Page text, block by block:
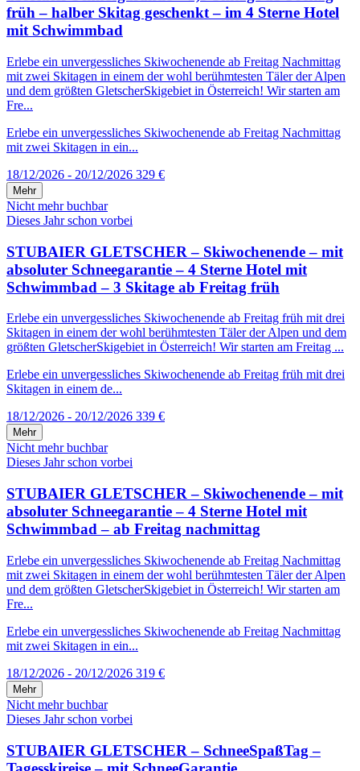
früh – halber Skitag geschenkt – im 4 Sterne Hotel
mit Schwimmbad
Erlebe ein unvergessliches Skiwochenende ab Freitag Nachmittag
mit zwei Skitagen in einem der wohl berühmtesten Täler der Alpen
und dem größten GletscherSkigebiet in Österreich! Wir starten am
Fre...
Erlebe ein unvergessliches Skiwochenende ab Freitag Nachmittag
mit zwei Skitagen in ein...
18/12/2026 - 20/12/2026 329 €
Mehr
Nicht mehr buchbar
Dieses Jahr schon vorbei
STUBAIER GLETSCHER – Skiwochenende – mit
absoluter Schneegarantie – 4 Sterne Hotel mit
Schwimmbad – 3 Skitage ab Freitag früh
Erlebe ein unvergessliches Skiwochenende ab Freitag früh mit drei
Skitagen in einem der wohl berühmtesten Täler der Alpen und dem
größten GletscherSkigebiet in Österreich! Wir starten am Freitag ...
Erlebe ein unvergessliches Skiwochenende ab Freitag früh mit drei
Skitagen in einem de...
18/12/2026 - 20/12/2026 339 €
Mehr
Nicht mehr buchbar
Dieses Jahr schon vorbei
STUBAIER GLETSCHER – Skiwochenende – mit
absoluter Schneegarantie – 4 Sterne Hotel mit
Schwimmbad – ab Freitag nachmittag
Erlebe ein unvergessliches Skiwochenende ab Freitag Nachmittag
mit zwei Skitagen in einem der wohl berühmtesten Täler der Alpen
und dem größten GletscherSkigebiet in Österreich! Wir starten am
Fre...
Erlebe ein unvergessliches Skiwochenende ab Freitag Nachmittag
mit zwei Skitagen in ein...
18/12/2026 - 20/12/2026 319 €
Mehr
Nicht mehr buchbar
Dieses Jahr schon vorbei
STUBAIER GLETSCHER – SchneeSpaßTag –